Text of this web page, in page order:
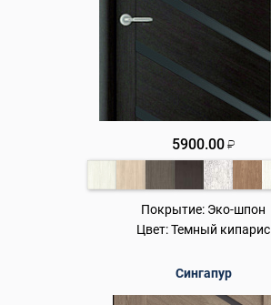
5900.00 ₽
Покрытие: Эко-шпон
Цвет:Темный кипарис
Сингапур